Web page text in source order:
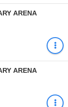
ARENA
ARENA